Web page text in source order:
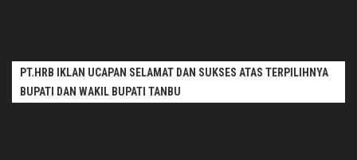
PT.HRB IKLAN UCAPAN SELAMAT DAN SUKSES ATAS TERPILIHNYA
BUPATI DAN WAKIL BUPATI TANBU